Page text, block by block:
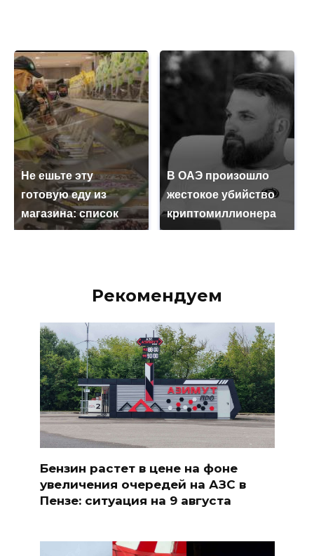
Не ешьте эту
готовую еду из
магазина: список
В ОАЭ произошло
жестокое убийство
криптомиллионера
Рекомендуем
Бензин растет в цене на фоне
увеличения очередей на АЗС в
Пензе: ситуация на 9 августа